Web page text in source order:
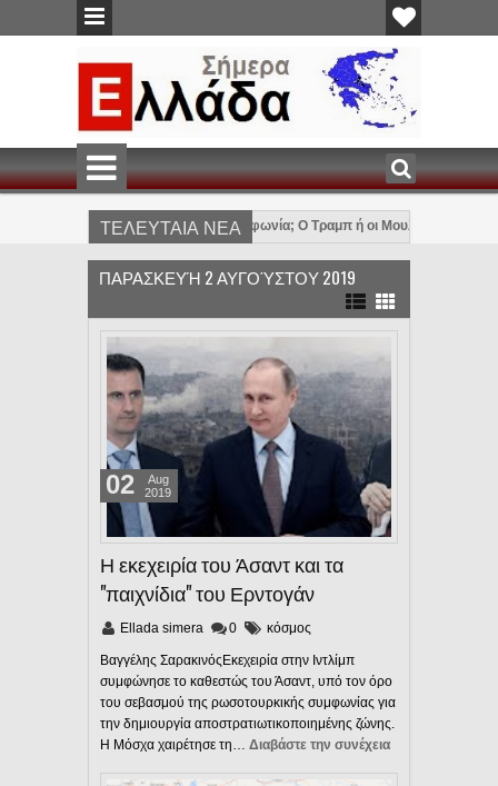
ΤΕΛΕΥΤΑΙΑ ΝΕΑ
Ιράν: Ποιος επείγεται για συμφωνία; Ο Τραμπ ή οι Μουλάδες;
ΠΑΡΑΣΚΕΥΉ 2 ΑΥΓΟΎΣΤΟΥ 2019
Η εκεχειρία του Άσαντ και τα
"παιχνίδια" του Ερντογάν
Ellada simera 0 κόσμος
Βαγγέλης ΣαρακινόςΕκεχειρία στην Ιντλίμπ
συμφώνησε το καθεστώς του Άσαντ, υπό τον όρο
του σεβασμού της ρωσοτουρκικής συμφωνίας για
την δημιουργία αποστρατιωτικοποιημένης ζώνης.
Η Μόσχα χαιρέτησε τη… Διαβάστε την συνέχεια
02
Aug
2019